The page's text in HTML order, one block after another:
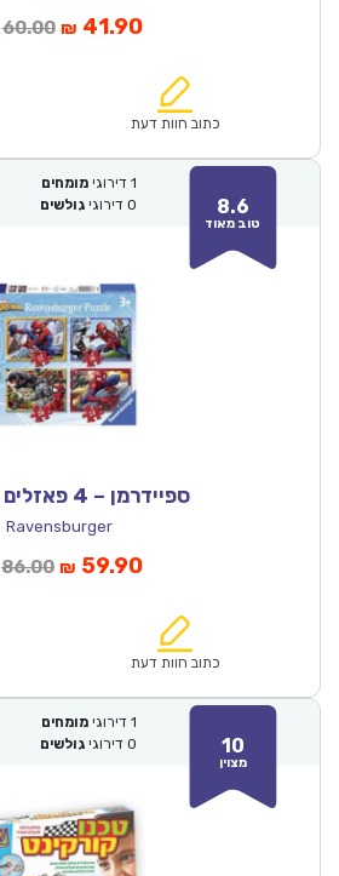
60.00המחיר
₪60.00.
₪ 41.90המחיר
הוא:
כתוב חוות דעת
8.6
טוב מאוד
1 דירוגי מומחים
0 דירוגי גולשים
ספיידרמן – 4 פאזלים בקופסה
Ravensburger
86.00המחיר
₪86.00.
₪ 59.90המחיר
הוא:
כתוב חוות דעת
10
מצוין
1 דירוגי מומחים
0 דירוגי גולשים